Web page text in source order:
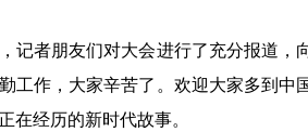
者朋友们对大会进行了充分报道，
工作，大家辛苦了。欢迎大家多到
在经历的新时代故事。